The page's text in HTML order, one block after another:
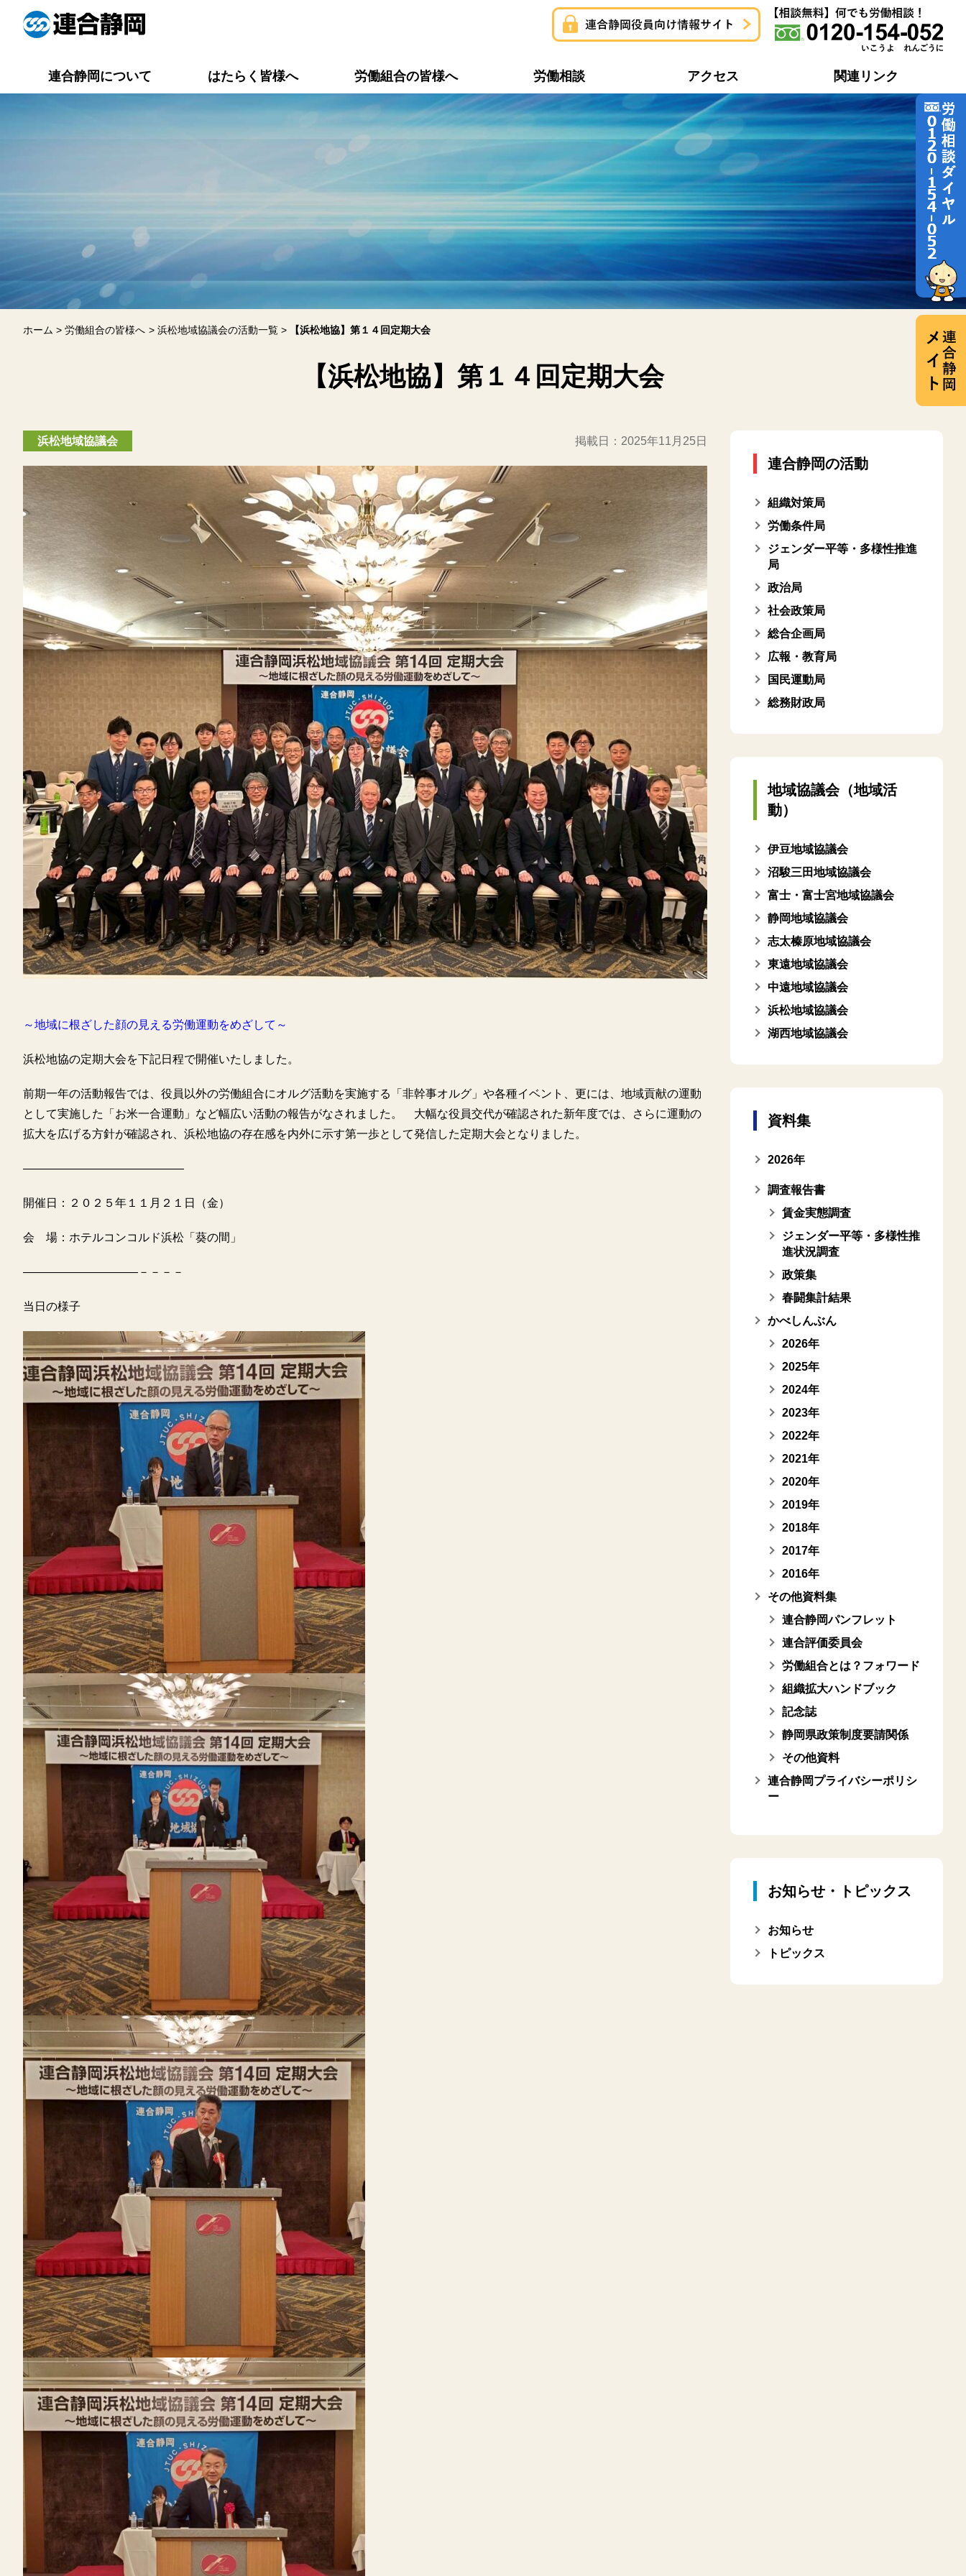
連合静岡について
構成組織一覧 地域協議会一覧
専門委員会
はたらく皆様へ
連合静岡ユニオン 労働問題どう解決するの？
労働組合の皆様へ
推薦・支持議員一覧 地域協議会活動報告一覧
資料集一覧
労働相談 アクセス 関連リンク
ホーム 労働組合の皆様へ 浜松地域協議会の活動一覧 【浜松地協】第１４回定期大会
【浜松地協】第１４回定期大会
浜松地域協議会 掲載日： 2025年11月25日
～地域に根ざした顔の見える労働運動をめざして～
浜松地協の定期大会を下記日程で開催いたしました。
前期一年の活動報告では、役員以外の労働組合にオルグ活動を実施する「非幹事オルグ」や各種イベント、更には、地域貢献の運動
として実施した「お米一合運動」など幅広い活動の報告がなされました。 大幅な役員交代が確認された新年度では、さらに運動の
拡大を広げる方針が確認され、浜松地協の存在感を内外に示す第一歩として発信した定期大会となりました。
――――――――――――――
開催日：２０２５年１１月２１日（金）
会 場：ホテルコンコルド浜松「葵の間」
――――――――――－－－－
当日の様子
連合静岡の活動
組織対策局
労働条件局
ジェンダー平等・多様性推進
局
政治局
社会政策局
総合企画局
広報・教育局
国民運動局
総務財政局
地域協議会（地域活
動）
伊豆地域協議会
沼駿三田地域協議会
富士・富士宮地域協議会
静岡地域協議会
志太榛原地域協議会
東遠地域協議会
中遠地域協議会
浜松地域協議会
湖西地域協議会
資料集
2026年
調査報告書
賃金実態調査
ジェンダー平等・多様性推
進状況調査
政策集
春闘集計結果
かべしんぶん
2026年
2025年
2024年
2023年
2022年
2021年
2020年
2019年
2018年
2017年
2016年
その他資料集
連合静岡パンフレット
連合評価委員会
労働組合とは？フォワード
組織拡大ハンドブック
記念誌
静岡県政策制度要請関係
その他資料
連合静岡プライバシーポリシ
ー
お知らせ・トピックス
お知らせ
トピックス